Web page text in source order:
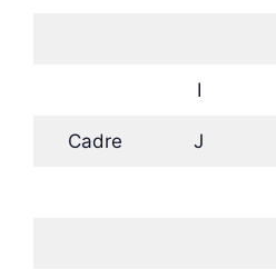
I
Cadre J